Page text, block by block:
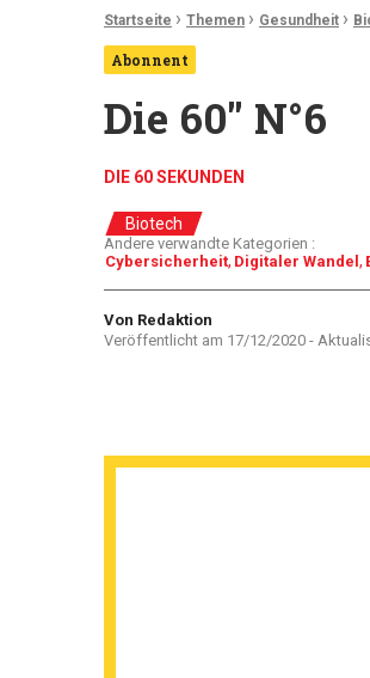
Ariadnefaden:
Startseite › Themen › Gesundheit ›
Abonnent
Die 60″ N°6
DIE 60 SEKUNDEN
Biotech
Andere verwandte Kategorien :
Cybersicherheit Digitaler Wandel
Autor
Von Redaktion
Veröffentlicht am 17/12/2020 -